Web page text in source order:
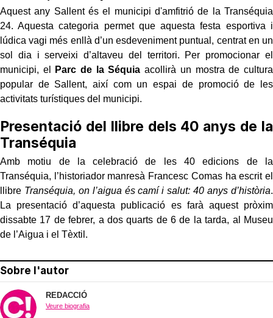
Aquest any Sallent és el municipi d'amfitrió de la Transéquia
24. Aquesta categoria permet que aquesta festa esportiva i
lúdica vagi més enllà d’un esdeveniment puntual, centrat en un
sol dia i serveixi d’altaveu del territori. Per promocionar el
municipi, el
Parc de la Séquia acollirà un mostra de cultura
popular de Sallent, així com un espai de promoció de les
activitats turístiques del municipi.
Presentació del llibre dels 40 anys de la
Transéquia
Amb motiu de la celebració de les 40 edicions de la
Transéquia, l’historiador manresà Francesc Comas ha escrit el
llibre Transéquia, on l’aigua és camí i salut: 40 anys d’història.
La presentació d’aquesta publicació es farà aquest pròxim
dissabte 17 de febrer, a dos quarts de 6 de la tarda, al Museu
de l’Aigua i el Tèxtil.
Sobre l'autor
REDACCIÓ
Veure biografia